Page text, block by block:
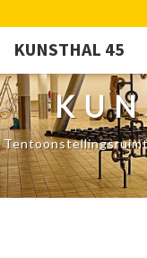
KUNSTHAL 45